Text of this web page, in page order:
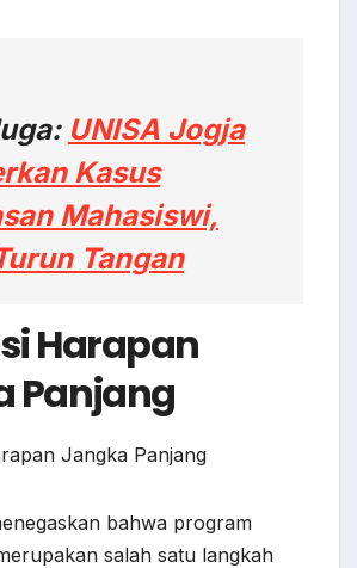
UNISA Jogja
Kasus
Mahasiswi,
Tangan
Harapan
Panjang
bahwa program
salah satu langkah